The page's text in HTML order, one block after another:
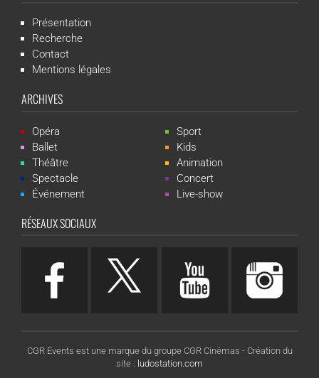
Présentation
Recherche
Contact
Mentions légales
ARCHIVES
Opéra
Ballet
Théâtre
Spectacle
Événement
Sport
Kids
Animation
Concert
Live-show
RÉSEAUX SOCIAUX
CGR Events est une marque du groupe CGR Cinémas - Création du
site : ludostation.com